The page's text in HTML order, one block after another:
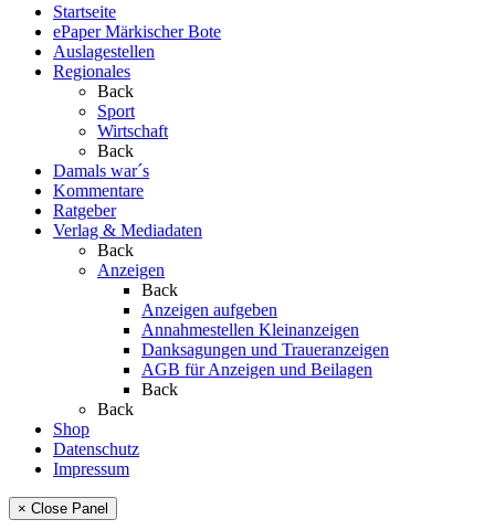
Startseite
ePaper Märkischer Bote
Auslagestellen
Regionales
Back
Sport
Wirtschaft
Back
Damals war´s
Kommentare
Ratgeber
Verlag & Mediadaten
Back
Anzeigen
Back
Anzeigen aufgeben
Annahmestellen Kleinanzeigen
Danksagungen und Traueranzeigen
AGB für Anzeigen und Beilagen
Back
Back
Shop
Datenschutz
Impressum
× Close Panel